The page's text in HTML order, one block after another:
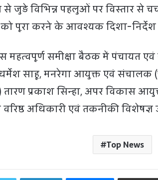
जुड़े विभिन्न पहलुओं पर विस्तार से
पूरा करने के आवश्यक दिशा-निर्देश
समीक्षा बैठक में पंचायत एवं
साहू, मनरेगा आयुक्त एवं संचालक
तारण प्रकाश सिन्हा, अपर विकास
अधिकारी एवं तकनीकी विशेषज्ञ
Top News